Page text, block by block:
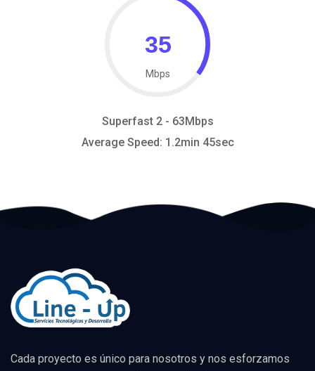
Mbps
Superfast 2 - 63Mbps
Average Speed: 1.2min 45sec
Cada proyecto es único para nosotros y nos esforzamos